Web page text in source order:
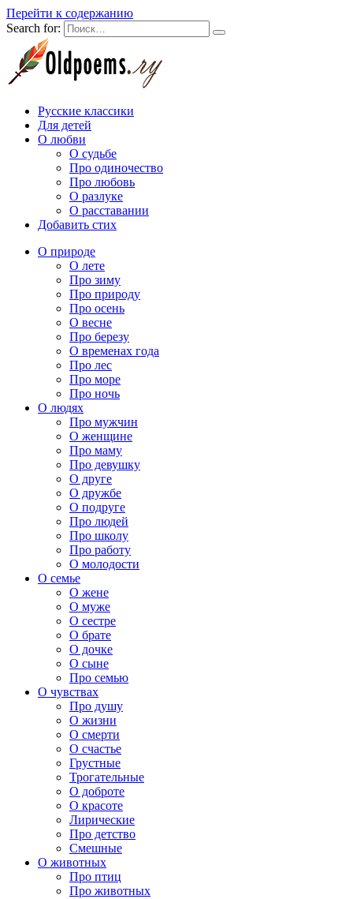
Перейти к содержанию
Search for:
Русские классики
Для детей
О любви
О судьбе
Про одиночество
Про любовь
О разлуке
О расставании
Добавить стих
О природе
О лете
Про зиму
Про природу
Про осень
О весне
Про березу
О временах года
Про лес
Про море
Про ночь
О людях
Про мужчин
О женщине
Про маму
Про девушку
О друге
О дружбе
О подруге
Про людей
Про школу
Про работу
О молодости
О семье
О жене
О муже
О сестре
О брате
О дочке
О сыне
Про семью
О чувствах
Про душу
О жизни
О смерти
О счастье
Грустные
Трогательные
О доброте
О красоте
Лирические
Про детство
Смешные
О животных
Про птиц
Про животных